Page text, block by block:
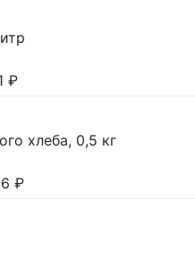
₽
хлеба, 0,5 кг
₽